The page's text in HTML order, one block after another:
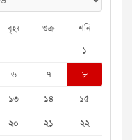
বৃহঃ শুক্র শনি
১
৬ ৭
৮
১৩ ১৪
১৫
২০ ২১ ২২